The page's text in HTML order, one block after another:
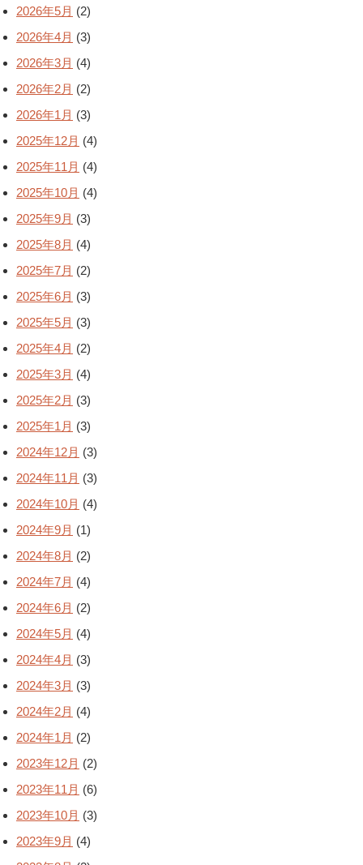
2026年5月 (2)
2026年4月 (3)
2026年3月 (4)
2026年2月 (2)
2026年1月 (3)
2025年12月 (4)
2025年11月 (4)
2025年10月 (4)
2025年9月 (3)
2025年8月 (4)
2025年7月 (2)
2025年6月 (3)
2025年5月 (3)
2025年4月 (2)
2025年3月 (4)
2025年2月 (3)
2025年1月 (3)
2024年12月 (3)
2024年11月 (3)
2024年10月 (4)
2024年9月 (1)
2024年8月 (2)
2024年7月 (4)
2024年6月 (2)
2024年5月 (4)
2024年4月 (3)
2024年3月 (3)
2024年2月 (4)
2024年1月 (2)
2023年12月 (2)
2023年11月 (6)
2023年10月 (3)
2023年9月 (4)